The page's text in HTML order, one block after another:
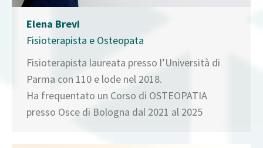
Elena Brevi
Fisioterapista e Osteopata
Fisioterapista laureata presso l’Università di
Parma con 110 e lode nel 2018.
Ha frequentato un Corso di OSTEOPATIA
presso Osce di Bologna dal 2021 al 2025